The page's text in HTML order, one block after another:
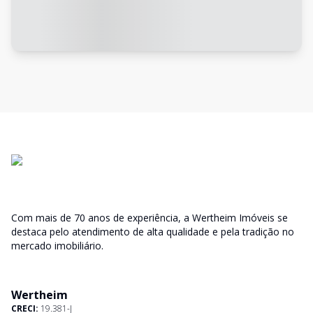
Com mais de 70 anos de experiência, a Wertheim Imóveis se
destaca pelo atendimento de alta qualidade e pela tradição no
mercado imobiliário.
Wertheim
CRECI: 19.381-J